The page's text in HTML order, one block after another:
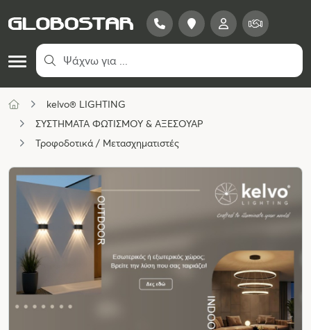
kelvo® LIGHTING
ΣΥΣΤΗΜΑΤΑ ΦΩΤΙΣΜΟΥ & ΑΞΕΣΟΥΑΡ
Τροφοδοτικά / Μετασχηματιστές